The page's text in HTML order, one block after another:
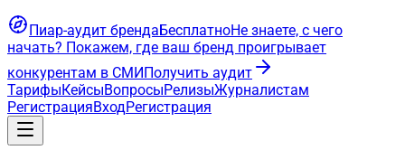
Пиар-аудит брендаБесплатноНе знаете, с чего
начать? Покажем, где ваш бренд проигрывает
конкурентам в СМИПолучить аудит
ТарифыКейсыВопросыРелизыЖурналистам
РегистрацияВходРегистрация